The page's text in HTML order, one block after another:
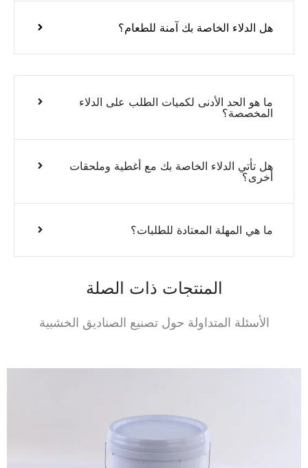
هل الدلاء الخاصة بك آمنة للطعام؟
ما هو الحد الأدنى لكميات الطلب على الدلاء
المخصصة؟
هل تأتي الدلاء الخاصة بك مع أغطية وملحقات
أخرى؟
ما هي المهلة المعتادة للطلبات؟
المنتجات ذات الصلة
الأسئلة المتداولة حول تصنيع الصناديق الخشبية